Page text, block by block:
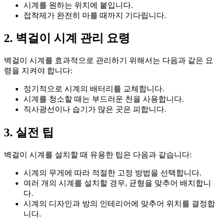
시계를 원하는 위치에 붙입니다.
접착제가 완전히 마를 때까지 기다립니다.
2. 벽걸이 시계 관리 요령
벽걸이 시계를 효과적으로 관리하기 위해서는 다음과 같은 요
령을 지켜야 합니다:
정기적으로 시계의 배터리를 교체합니다.
시계를 청소할 때는 부드러운 천을 사용합니다.
직사광선이나 습기가 많은 곳은 피합니다.
3. 실전 팁
벽걸이 시계를 설치할 때 유용한 팁은 다음과 같습니다:
시계의 무게에 따라 적절한 고정 방법을 선택합니다.
여러 개의 시계를 설치할 경우, 균형을 맞추어 배치합니
다.
시계의 디자인과 방의 인테리어에 맞추어 위치를 결정합
니다.